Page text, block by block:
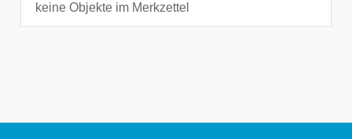
keine Objekte im Merkzettel